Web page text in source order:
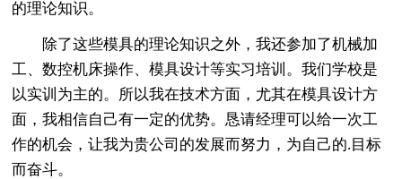
的理论知识。
除了这些模具的理论知识之外，我还参加了机械加
工、数控机床操作、模具设计等实习培训。我们学校是
以实训为主的。所以我在技术方面，尤其在模具设计方
面，我相信自己有一定的优势。恳请经理可以给一次工
作的机会，让我为贵公司的发展而努力，为自己的.目标
而奋斗。